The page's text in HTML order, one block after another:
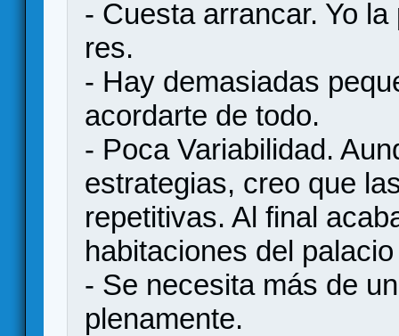
- Cuesta arrancar. Yo
res.
- Hay demasiadas
acordarte de todo.
- Poca Variabilidad.
estrategias, creo que
repetitivas. Al final
habitaciones del
- Se necesita más de
plenamente.